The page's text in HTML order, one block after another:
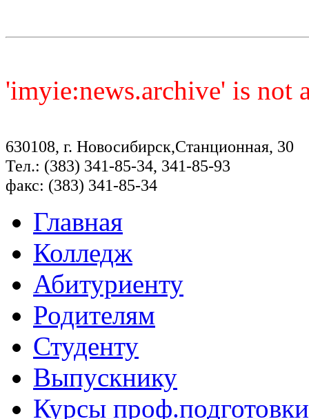
'imyie:news.archive' is not
630108, г. Новосибирск,Станционная, 30
Тел.: (383) 341-85-34, 341-85-93
факс: (383) 341-85-34
Главная
Колледж
Абитуриенту
Родителям
Студенту
Выпускнику
Курсы проф.подготовки